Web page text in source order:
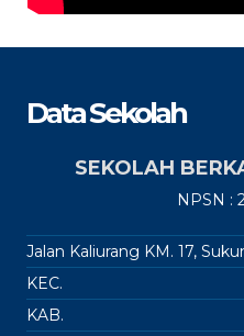
Data Sekolah
SEKOLAH
NPSN :
Jalan Kaliurang KM. 17,
KEC.
KAB.